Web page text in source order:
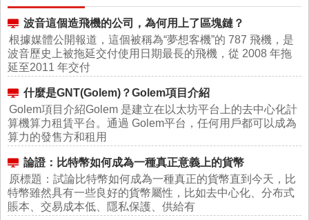
波音這個造飛機的公司，為何用上了區塊鏈？
根據媒體公開報道，這個被稱為“夢想客機”的 787 飛機，是
波音歷史上被拖延交付使用日期最長的飛機，從 2008 年拖
延至2011 年交付
什麼是GNT(Golem)？Golem項目介紹
Golem項目介紹Golem 是建立在以太坊平台上的去中心化計
算機算力租賃平台。通過 Golem平台，任何用戶都可以成為
算力的發售方和租用
論證：比特幣如何成為一種真正意義上的貨幣
原標題：試論比特幣如何成為一種真正的貨幣直到今天，比
特幣雖然具有一些良好的貨幣屬性，比如去中心化、分布式
賬本、交易成本低、隱私保護、供給有